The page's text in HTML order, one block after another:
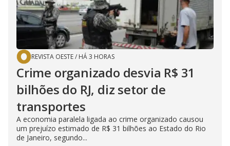
REVISTA OESTE/ HÁ 3 HORAS
Crime organizado desvia R$ 31
bilhões do RJ, diz setor de
transportes
A economia paralela ligada ao crime organizado causou
um prejuízo estimado de R$ 31 bilhões ao Estado do Rio
de Janeiro, segundo...